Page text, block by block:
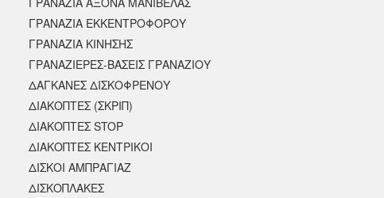
ΓΡΑΝΑΖΙΑ ΕΚΚΕΝΤΡΟΦΟΡΟΥ
ΓΡΑΝΑΖΙΑ ΚΙΝΗΣΗΣ
ΓΡΑΝΑΖΙΕΡΕΣ-ΒΑΣΕΙΣ ΓΡΑΝΑΖΙΟΥ
ΔΑΓΚΑΝΕΣ ΔΙΣΚΟΦΡΕΝΟΥ
ΔΙΑΚΟΠΤΕΣ (ΣΚΡΙΠ)
ΔΙΑΚΟΠΤΕΣ STOP
ΔΙΑΚΟΠΤΕΣ ΚΕΝΤΡΙΚΟΙ
ΔΙΣΚΟΙ ΑΜΠΡΑΓΙΑΖ
ΔΙΣΚΟΠΛΑΚΕΣ